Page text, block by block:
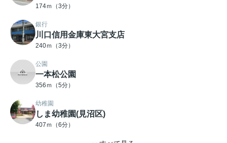
174ｍ（3分）
銀行
川口信用金庫東大宮支店
240ｍ（3分）
公園
一本松公園
356ｍ（5分）
幼稚園
しま幼稚園(見沼区)
407ｍ（6分）